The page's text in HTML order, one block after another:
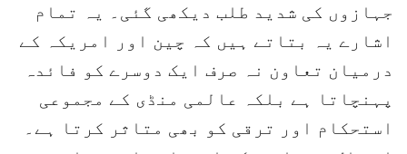
جہازوں کی شدید طلب دیکھی گئی۔ یہ تمام
اشارے یہ بتاتے ہیں کہ چین اور امریکہ کے
درمیان تعاون نہ صرف ایک دوسرے کو فائدہ
پہنچاتا ہے بلکہ عالمی منڈی کے مجموعی
استحکام اور ترقی کو بھی متاثر کرتا ہے۔